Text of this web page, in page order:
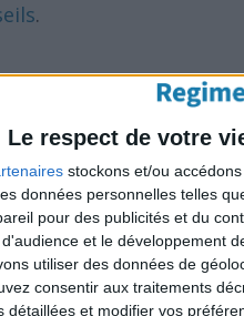
Le respect de votre
stockons et/ou
données personnelles telles
pour des publicités et du
et le développement
utiliser des données de
consentir aux traitements
détaillées et modifier vos
.
à la plupart d'autres
fait, Victoza favorise
qui peuvent
recours à un
un traitement